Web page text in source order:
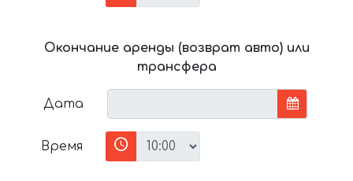
Окончание аренды (возврат авто) или
трансфера
Дата
Время